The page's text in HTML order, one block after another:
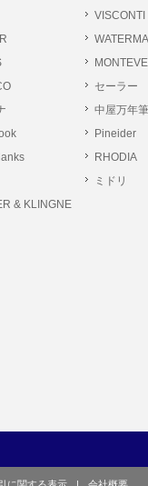
人情報相談窓口
(受付)
ます。
れのある行為。
れのある行為。
れのある行為。
VISCONTI
セーラー
中屋万年筆
Pineider
RHODIA
ミドリ
& KLINGNE